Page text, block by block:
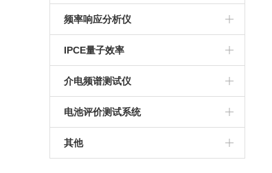
进口电化学工作站
美国普林斯顿电化学工作站
英国输力强电化学工作站
光电化学测试系统
多功能电化学测试系统
微区电化学测试系统
微区扫描电化学工作站
高精度交流阻抗测试系统
生物阻抗特性测试系统
电化学交流阻抗测试系统
频率响应分析仪
IPCE量子效率
介电频谱测试仪
电池评价测试系统
其他